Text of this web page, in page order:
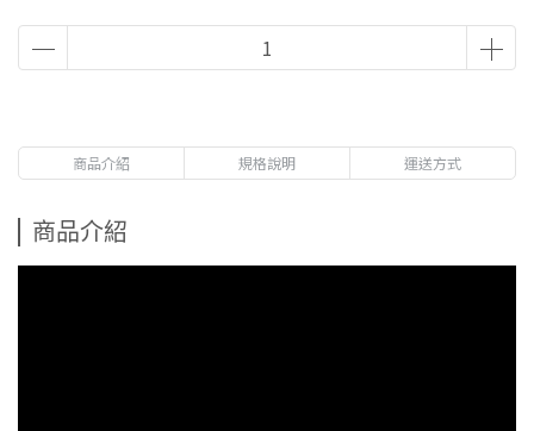
商品介紹 規格說明 運送方式
商品介紹